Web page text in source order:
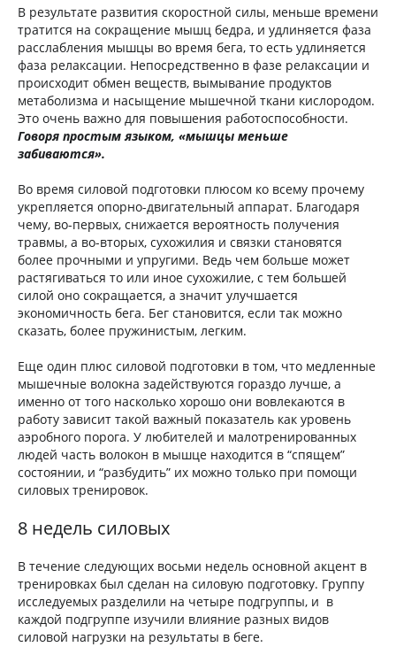
В результате развития скоростной силы, меньше времени
тратится на сокращение мышц бедра, и удлиняется фаза
расслабления мышцы во время бега, то есть удлиняется
фаза релаксации. Непосредственно в фазе релаксации и
происходит обмен веществ, вымывание продуктов
метаболизма и насыщение мышечной ткани кислородом.
Это очень важно для повышения работоспособности.
Говоря простым языком, «мышцы меньше
забиваются».
Во время силовой подготовки плюсом ко всему прочему
укрепляется опорно-двигательный аппарат. Благодаря
чему, во-первых, снижается вероятность получения
травмы, а во-вторых, сухожилия и связки становятся
более прочными и упругими. Ведь чем больше может
растягиваться то или иное сухожилие, с тем большей
силой оно сокращается, а значит улучшается
экономичность бега. Бег становится, если так можно
сказать, более пружинистым, легким.
Еще один плюс силовой подготовки в том, что медленные
мышечные волокна задействуются гораздо лучше, а
именно от того насколько хорошо они вовлекаются в
работу зависит такой важный показатель как уровень
аэробного порога. У любителей и малотренированных
людей часть волокон в мышце находится в “спящем”
состоянии, и “разбудить” их можно только при помощи
силовых тренировок.
8 недель силовых
В течение следующих восьми недель основной акцент в
тренировках был сделан на силовую подготовку. Группу
исследуемых разделили на четыре подгруппы, и в
каждой подгруппе изучили влияние разных видов
силовой нагрузки на результаты в беге.